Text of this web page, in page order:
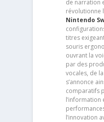
de narration
révolutionne
Nintendo
titres
souris
ouvrant la
par des
vocales, de
s’annonce
comparatifs
l’information
l’innovation